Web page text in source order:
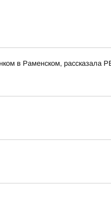
в Раменском, рассказала